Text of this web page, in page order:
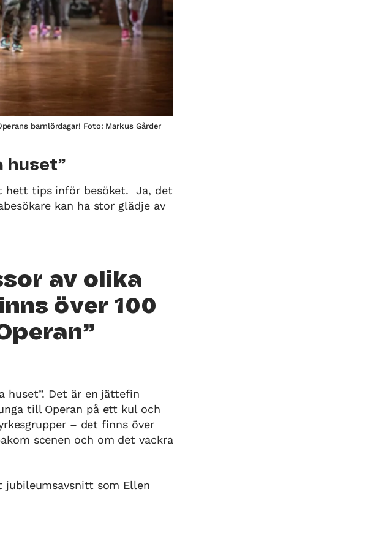
barnlördagar! Foto: Markus Gårder
huset”
hett tips inför besöket. Ja, det
kan ha stor glädje av
av olika
över 100
huset”. Det är en jättefin
till Operan på ett kul och
– det finns över
scenen och om det vackra
som Ellen